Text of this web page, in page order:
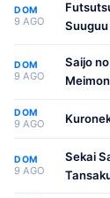
DOM
9 AGO
DOM
9 AGO
Saijo
Osewa
DOM
9 AGO
DOM
9 AGO
Sekai